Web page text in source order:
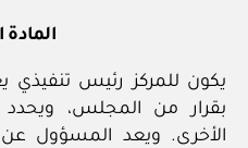
المادة
يكون للمركز رئيس
بقرار من المجلس، ويحدد
الأخرى. ويعد المسؤول عن